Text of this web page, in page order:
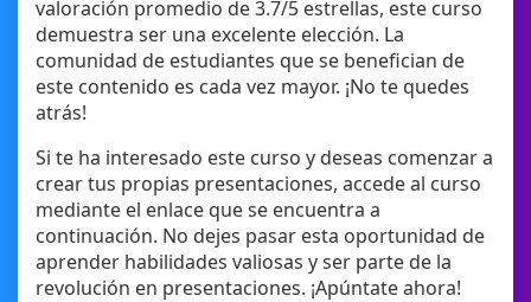
valoración promedio de 3.7/5 estrellas, este curso
demuestra ser una excelente elección. La
comunidad de estudiantes que se benefician de
este contenido es cada vez mayor. ¡No te quedes
atrás!
Si te ha interesado este curso y deseas comenzar a
crear tus propias presentaciones, accede al curso
mediante el enlace que se encuentra a
continuación. No dejes pasar esta oportunidad de
aprender habilidades valiosas y ser parte de la
revolución en presentaciones. ¡Apúntate ahora!